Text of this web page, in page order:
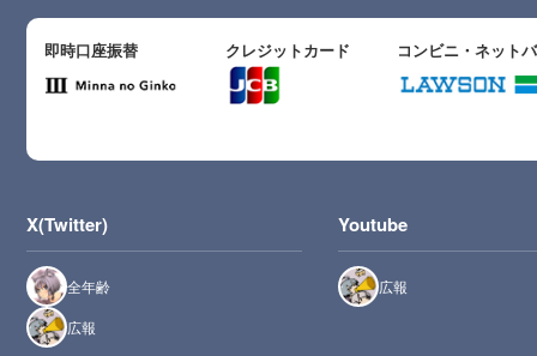
即時口座振替 クレジットカード コンビニ・ネット
X(Twitter)
全年齢
広報
Youtube
広報